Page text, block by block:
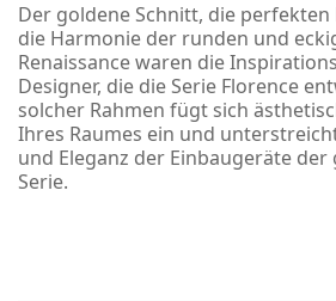
Der goldene Schnitt, die
die Harmonie der runden und
Renaissance waren die
Designer, die die Serie Florence
solcher Rahmen fügt sich
Ihres Raumes ein und
und Eleganz der Einbaugeräte
Serie.